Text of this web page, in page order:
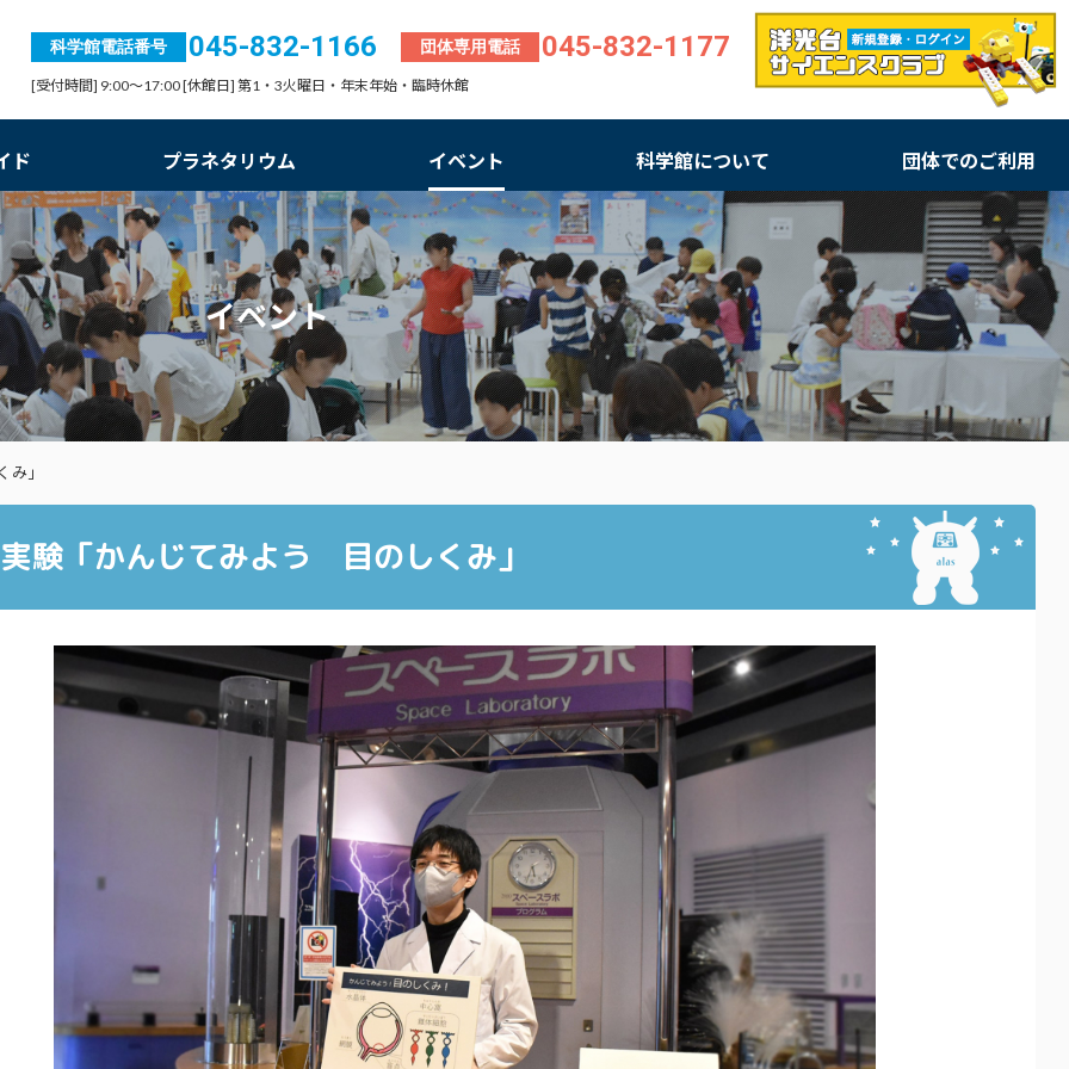
科学館電話番号 045-832-1166 団体専用電話 045-832-1177
[受付時間] 9:00～17:00 [休館日] 第1・3火曜日・年末年始・臨時休館
ド プラネタリウム イベント 科学館について 団体でのご利用
イベント
」
験「かんじてみよう 目のしくみ」